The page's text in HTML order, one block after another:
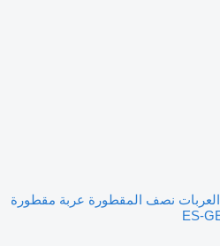
العربات نصف المقطورة عربة مقطورة